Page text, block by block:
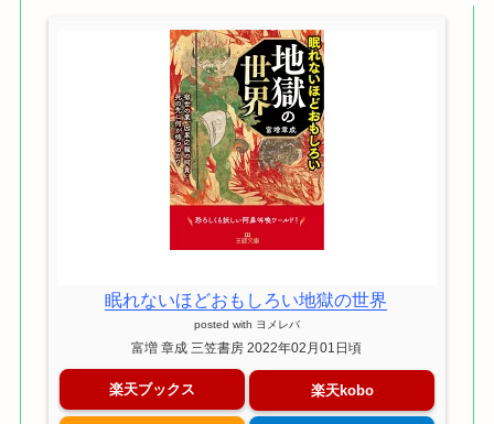
眠れないほどおもしろい地獄の世界
posted with ヨメレバ
富増 章成 三笠書房 2022年02月01日頃
楽天ブックス 楽天kobo